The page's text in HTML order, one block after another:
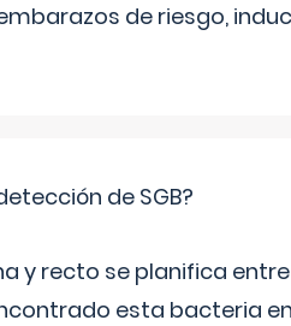
de riesgo,
de SGB?
y recto se planifica
esta bacteria